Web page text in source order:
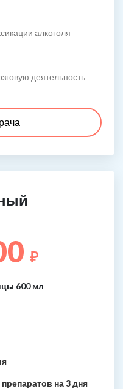
алкоголя
деятельность
₽
600 мл
на 3 дня